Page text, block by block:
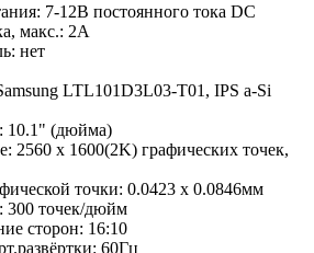
7-12В постоянного тока DC
макс.: 2А
нет
LTL101D3L03-T01, IPS a-Si
10.1" (дюйма)
2560 х 1600(2K) графических точек,
точки: 0.0423 х 0.0846мм
300 точек/дюйм
сторон: 16:10
60Гц